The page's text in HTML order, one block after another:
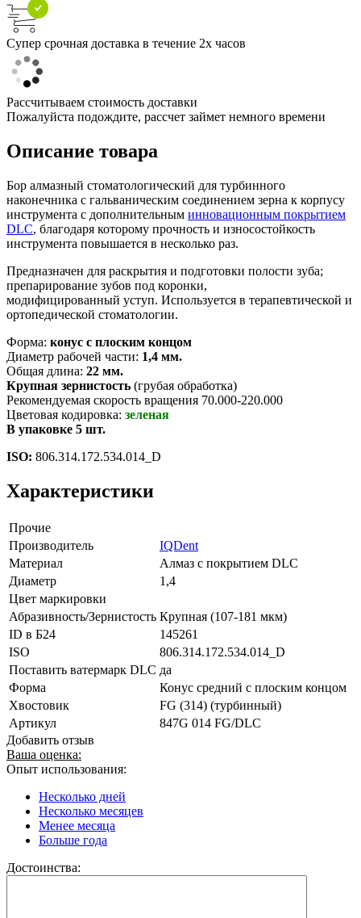
Супер срочная доставка в течение 2х часов
Рассчитываем стоимость доставки
Пожалуйста подождите, рассчет займет немного времени
Описание товара
Бор алмазный стоматологический для турбинного
наконечника с гальваническим соединением зерна к корпусу
инструмента с дополнительным инновационным покрытием
DLC, благодаря которому прочность и износостойкость
инструмента повышается в несколько раз.
Предназначен для раскрытия и подготовки полости зуба;
препарирование зубов под коронки,
модифицированный уступ. Используется в терапевтической и
ортопедической стоматологии.
Форма: конус с плоским концом
Диаметр рабочей части: 1,4 мм.
Общая длина: 22 мм.
Крупная зернистость (грубая обработка)
Рекомендуемая скорость вращения 70.000-220.000
Цветовая кодировка: зеленая
В упаковке 5 шт.
ISO: 806.314.172.534.014_D
Характеристики
Прочие
Производитель
IQDent
Материал
Алмаз с покрытием DLC
Диаметр
1,4
Цвет маркировки
Абразивность/Зернистость Крупная (107-181 мкм)
ID в Б24
145261
ISO
806.314.172.534.014_D
Поставить ватермарк DLC да
Форма
Конус средний с плоским концом
Хвостовик
FG (314) (турбинный)
Артикул
847G 014 FG/DLC
Добавить отзыв
Ваша оценка:
Опыт использования:
Несколько дней
Несколько месяцев
Менее месяца
Больше года
Достоинства: